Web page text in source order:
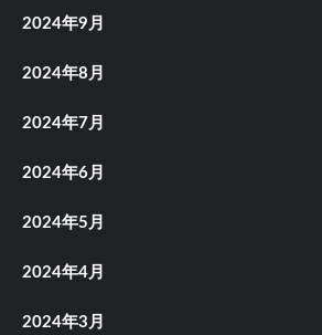
2024年9月
2024年8月
2024年7月
2024年6月
2024年5月
2024年4月
2024年3月